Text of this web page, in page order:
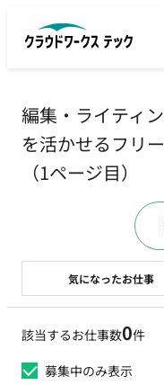
編集・ライティ
を活かせるフリ
（1ページ目）
該当するお仕事数0件
募集中のみ表示
気になったお仕事